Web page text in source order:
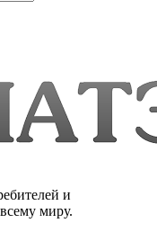
и
миру.